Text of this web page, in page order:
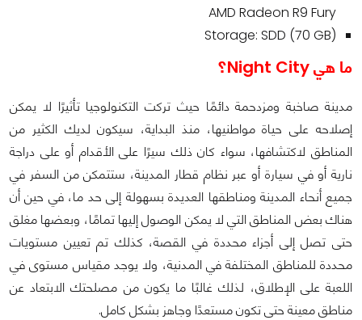
AMD Radeon R9 Fury
Storage: SDD (70 GB)
ما هي Night City؟
مدينة صاخبة ومزدحمة دائمًا حيث تركت التكنولوجيا تأثيرًا لا يمكن
إصلاحه على حياة مواطنيها، منذ البداية، سيكون لديك الكثير من
المناطق لاكتشافها، سواء كان ذلك سيرًا على الأقدام أو على دراجة
نارية أو في سيارة أو عبر نظام قطار المدينة، ستتمكن من السفر في
جميع أنحاء المدينة ومناطقها العديدة بسهولة إلى حد ما، في حين أن
هناك بعض المناطق التي لا يمكن الوصول إليها تمامًا، وبعضها مغلق
حتى تصل إلى أجزاء محددة في القصة، كذلك تم تعيين مستويات
محددة للمناطق المختلفة في المدنية، ولا يوجد مقياس مستوى في
اللعبة على الإطلاق، لذلك غالبًا ما يكون من مصلحتك الابتعاد عن
مناطق معينة حتى تكون مستعدًا وجاهز بشكل كامل.